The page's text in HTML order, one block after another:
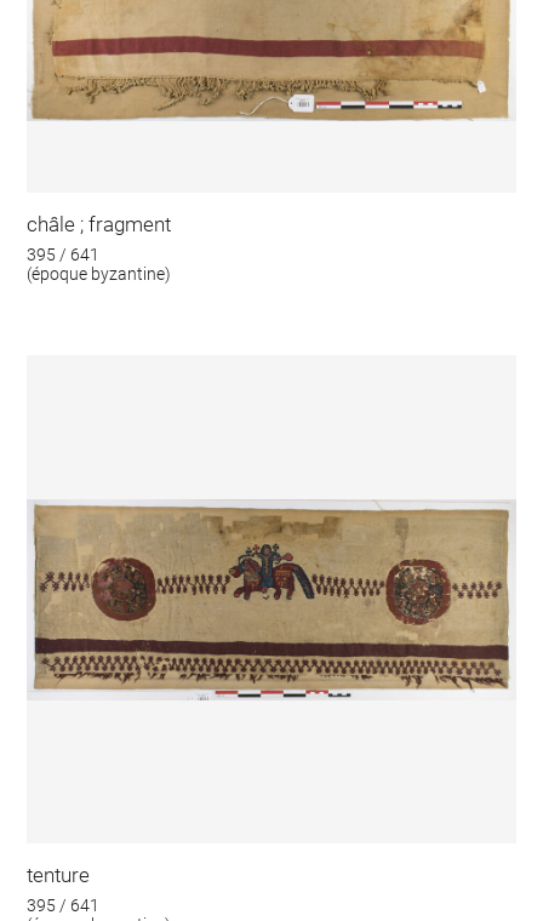
châle ; fragment
395 / 641
(époque byzantine)
tenture
395 / 641